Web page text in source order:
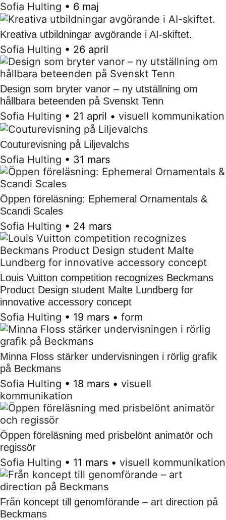
Sofia Hulting • 6 maj
Kreativa utbildningar avgörande i AI-skiftet.
Sofia Hulting • 26 april
Design som bryter vanor – ny utställning om
hållbara beteenden på Svenskt Tenn
Sofia Hulting • 21 april • visuell kommunikation
Couturevisning på Liljevalchs
Sofia Hulting • 31 mars
Öppen föreläsning: Ephemeral Ornamentals &
Scandi Scales
Sofia Hulting • 24 mars
Louis Vuitton competition recognizes Beckmans
Product Design student Malte Lundberg for
innovative accessory concept
Sofia Hulting • 19 mars • form
Minna Floss stärker undervisningen i rörlig grafik
på Beckmans
Sofia Hulting • 18 mars • visuell
kommunikation
Öppen föreläsning med prisbelönt animatör och
regissör
Sofia Hulting • 11 mars • visuell kommunikation
Från koncept till genomförande – art direction på
Beckmans